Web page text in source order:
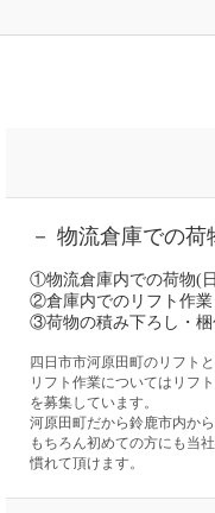
－ 物流倉庫での
①物流倉庫内での荷物(
②倉庫内でのリフト作業
③荷物の積み下ろし・梱
四日市市河原田町のリフト
リフト作業についてはリフ
を募集しています。
河原田町だから鈴鹿市内から
もちろん初めての方にも当
慣れて頂けます。